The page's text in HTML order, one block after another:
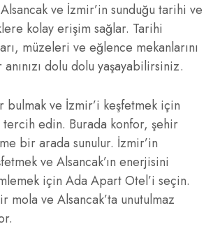
ve İzmir’in sunduğu tarihi ve
kolay erişim sağlar. Tarihi
müzeleri ve eğlence mekanlarını
dolu dolu yaşayabilirsiniz.
bulmak ve İzmir’i keşfetmek için
edin. Burada konfor, şehir
bir arada sunulur. İzmir’in
ve Alsancak’ın enerjisini
için Ada Apart Otel’i seçin.
mola ve Alsancak’ta unutulmaz